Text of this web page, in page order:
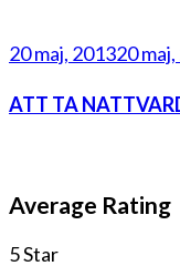
20 maj, 201320
ATT TA
Average Rating
5 Star